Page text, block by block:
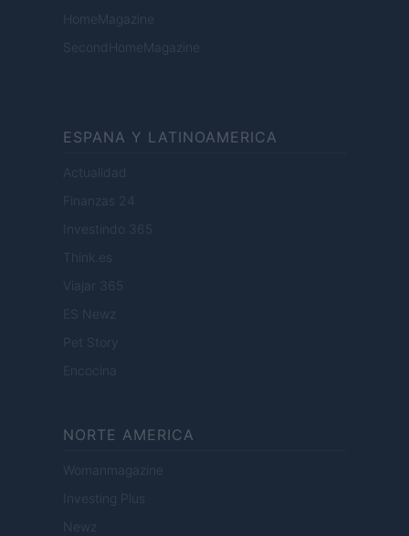
HomeMagazine
SecondHomeMagazine
ESPANA Y LATINOAMERICA
Actualidad
Finanzas 24
Investindo 365
Think.es
Viajar 365
ES Newz
Pet Story
Encocina
NORTE AMERICA
Womanmagazine
Investing Plus
Newz